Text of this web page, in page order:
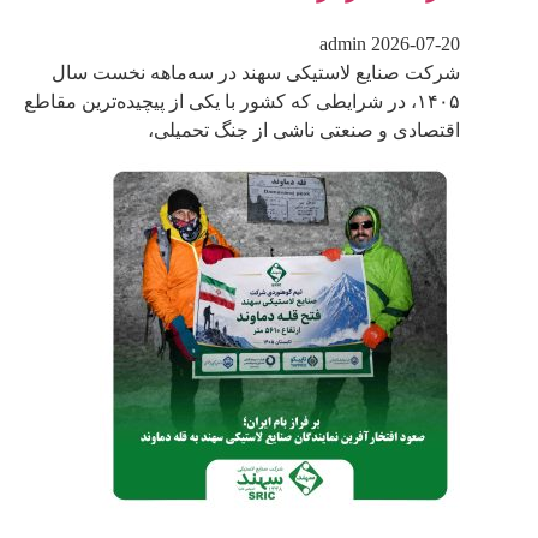
admin 2026-07-20
شرکت صنایع لاستیکی سهند در سه‌ماهه نخست سال
۱۴۰۵، در شرایطی که کشور با یکی از پیچیده‌ترین مقاطع
اقتصادی و صنعتی ناشی از جنگ تحمیلی،